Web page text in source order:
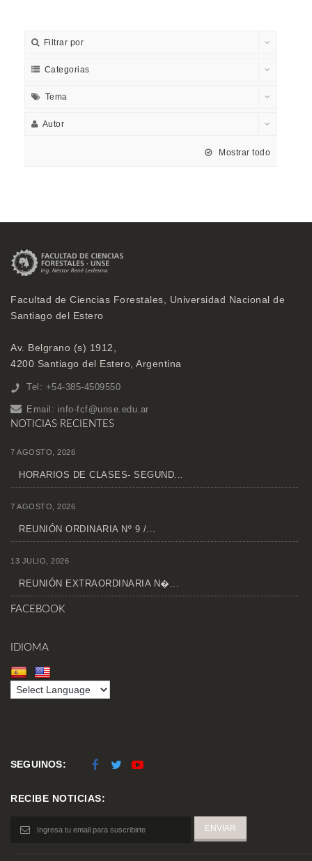
Filtrar por
Categorias
Tema
Autor
Mostrar todo
Facultad de Ciencias Forestales, Universidad Nacional de
Santiago del Estero
Av. Belgrano (s) 1912,
4200 Santiago del Estero, Argentina
Tel: +54-385-4509550
Email: info-fcf@unse.edu.ar
NOTICIAS RECIENTES
7 AGOSTO, 2026
HORARIOS DE CLASES- SEGUND...
7 AGOSTO, 2026
REUNIÓN ORDINARIA Nº 9 /...
13 JULIO, 2026
REUNIÓN EXTRAORDINARIA N�...
FACEBOOK
IDIOMA
SEGUINOS:
RECIBE NOTICIAS: